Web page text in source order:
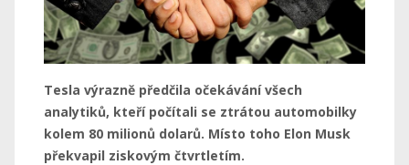
Tesla výrazně předčila očekávání všech
analytiků, kteří počítali se ztrátou automobilky
kolem 80 milionů dolarů. Místo toho Elon Musk
překvapil ziskovým čtvrtletím.